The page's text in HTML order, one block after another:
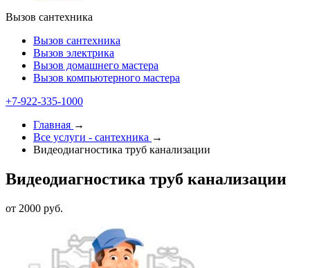
Вызов сантехника
Вызов сантехника
Вызов электрика
Вызов домашнего мастера
Вызов компьютерного мастера
+7-922-335-1000
Главная →
Все услуги - cантехника →
Видеодиагностика труб канализации
Видеодиагностика труб канализации
от 2000 руб.